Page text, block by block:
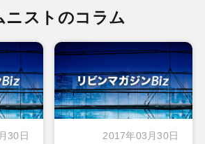
ニストのコラム
30日 2017年03月30日